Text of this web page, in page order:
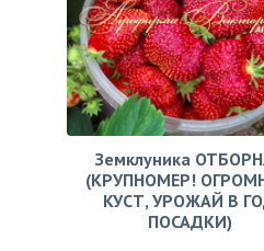
Земклуника
(КРУПНОМЕР!
КУСТ, УРОЖАЙ В
ПОСАДКИ)